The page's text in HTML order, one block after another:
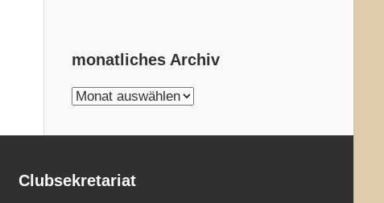
monatliches Archiv
monatliches
Clubsekretariat